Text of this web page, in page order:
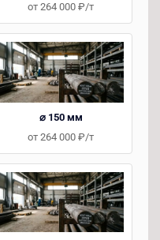
от 264 000 ₽/т
⌀ 150 мм
от 264 000 ₽/т